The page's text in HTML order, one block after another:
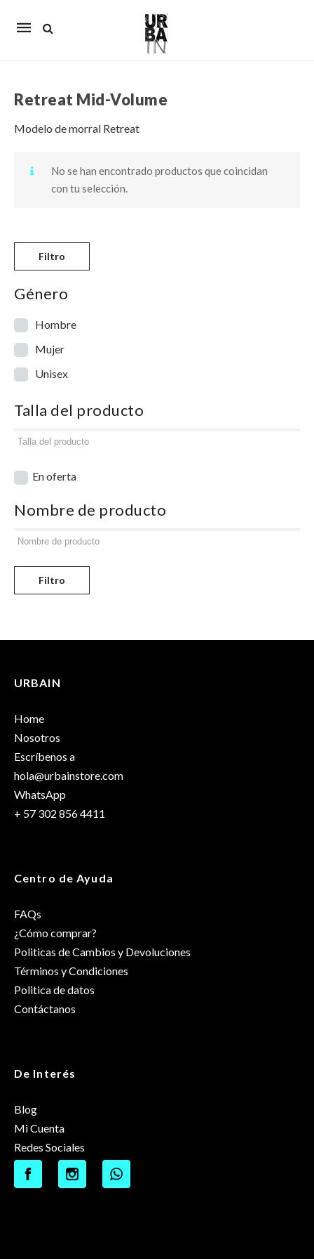
Mobile
Skip to content
Retreat Mid-Volume
Modelo de morral Retreat
No se han encontrado productos que coincidan
con tu selección.
Filtro
Género
Hombre
Mujer
Unisex
Talla del producto
En oferta
Nombre de producto
Filtro
URBAIN
Home
Nosotros
Escríbenos a
hola@urbainstore.com
WhatsApp
+ 57 302 856 4411
Centro de Ayuda
FAQs
¿Cómo comprar?
Politicas de Cambios y Devoluciones
Términos y Condiciones
Politica de datos
Contáctanos
De Interés
Blog
Mi Cuenta
Redes Sociales